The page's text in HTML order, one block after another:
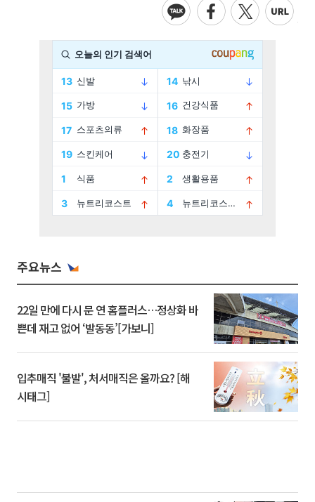
주요뉴스
22일 만에 다시 문 연 홈플러스…정상화 바
쁜데 재고 없어 ‘발동동’[가보니]
입추매직 '불발', 처서매직은 올까요? [해
시태그]